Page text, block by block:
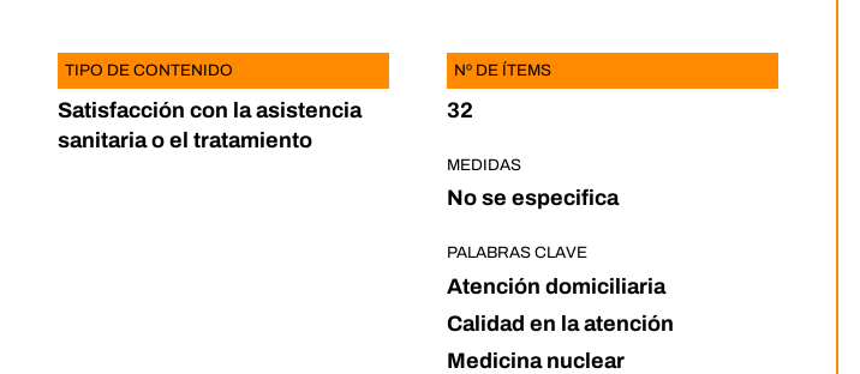
TIPO DE CONTENIDO
Satisfacción con la asistencia
sanitaria o el tratamiento
Nº DE ÍTEMS
32
MEDIDAS
No se especifica
PALABRAS CLAVE
Atención domiciliaria
Calidad en la atención
Medicina nuclear